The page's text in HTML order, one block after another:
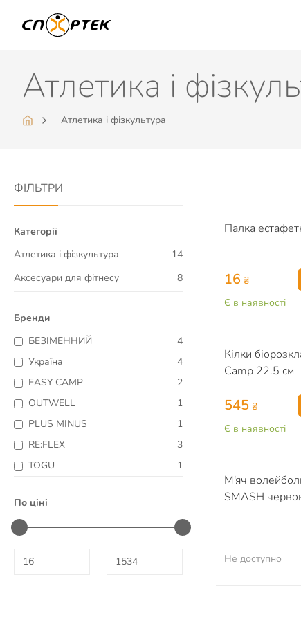
Атлетика і
Атлетика і фізкультура
ФІЛЬТРИ
Категорії
Атлетика і фізкультура
14
Аксесуари для фітнесу
8
Бренди
БЕЗІМЕННИЙ
4
Україна
4
EASY CAMP
2
OUTWELL
1
PLUS MINUS
1
RE:FLEX
3
TOGU
1
По ціні
Палка
16 ₴
Є в наявності
Кілки
Camp 22.5 см
545 ₴
Є в наявності
М'яч
SMASH
Не доступно